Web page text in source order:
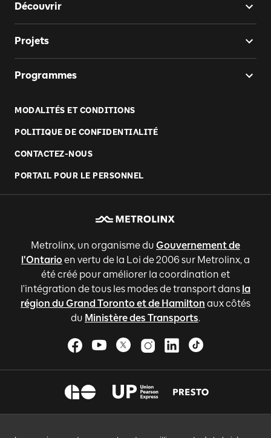
Découvrir
Projets
Programmes
MODALITÉS ET CONDITIONS
POLITIQUE DE CONFIDENTIALITÉ
CONTACTEZ-NOUS
PORTAIL POUR LE PERSONNEL
Metrolinx, un organisme du Gouvernement de
l'Ontario en vertu de la Loi de 2006 sur Metrolinx, a
été créé pour améliorer la coordination et
l'intégration de tous les modes de transport dans la
région du Grand Toronto et de Hamilton aux côtés
du Ministère des Transports.